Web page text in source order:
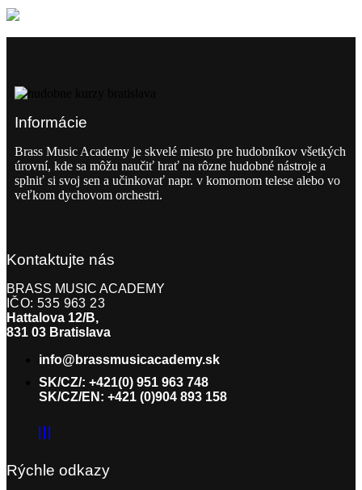
Informácie
Brass Music Academy je skvelé miesto pre hudobníkov všetkých
úrovní, kde sa môžu naučiť hrať na rôzne hudobné nástroje a
splniť si svoj sen a učinkovať napr. v komornom telese alebo vo
veľkom dychovom orchestri.
Kontaktujte nás
BRASS MUSIC ACADEMY
IČO: 535 963 23
Hattalova 12/B,
831 03 Bratislava
info@brassmusicacademy.sk
SK/CZ/: +421(0) 951 963 748
SK/CZ/EN: +421 (0)904 893 158
Rýchle odkazy